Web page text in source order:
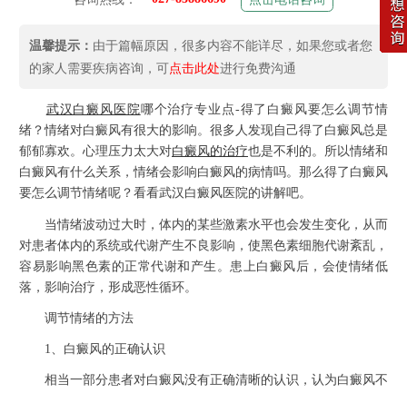
温馨提示： 由于篇幅原因，很多内容不能详尽，如果您或者您
的家人需要疾病咨询，可点击此处进行免费沟通
武汉白癜风医院哪个治疗专业点-得了白癜风要怎么调节情
绪？情绪对白癜风有很大的影响。很多人发现自己得了白癜风总是
郁郁寡欢。心理压力太大对白癜风的治疗也是不利的。所以情绪和
白癜风有什么关系，情绪会影响白癜风的病情吗。那么得了白癜风
要怎么调节情绪呢？看看武汉白癜风医院的讲解吧。
当情绪波动过大时，体内的某些激素水平也会发生变化，从而
对患者体内的系统或代谢产生不良影响，使黑色素细胞代谢紊乱，
容易影响黑色素的正常代谢和产生。患上白癜风后，会使情绪低
落，影响治疗，形成恶性循环。
调节情绪的方法
1、白癜风的正确认识
相当一部分患者对白癜风没有正确清晰的认识，认为白癜风不